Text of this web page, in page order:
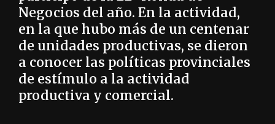
Negocios del año. En la actividad,
en la que hubo más de un centenar
de unidades productivas, se dieron
a conocer las políticas provinciales
de estímulo a la actividad
productiva y comercial.